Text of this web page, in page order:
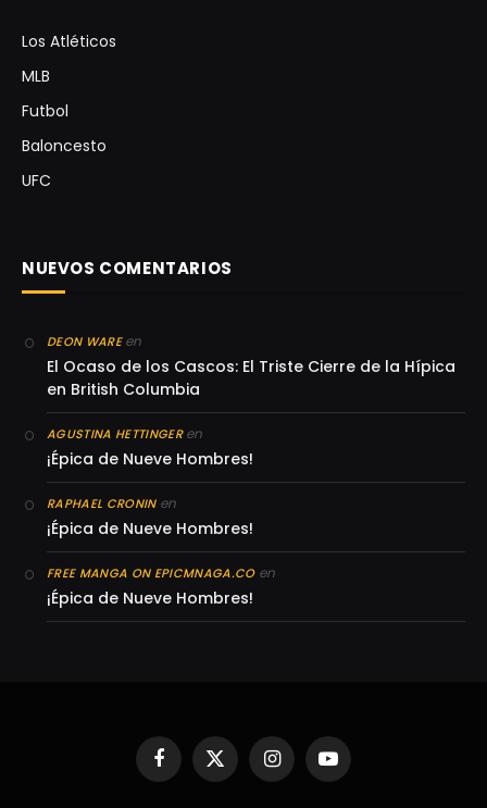
Los Atléticos
MLB
Futbol
Baloncesto
UFC
NUEVOS COMENTARIOS
DEON WAREen
El Ocaso de los Cascos: El Triste Cierre de la Hípica
en British Columbia
AGUSTINA HETTINGERen
¡Épica de Nueve Hombres!
RAPHAEL CRONINen
¡Épica de Nueve Hombres!
FREE MANGA ON EPICMNAGA.COen
¡Épica de Nueve Hombres!
Facebook
X
(Twitter)
InstagramYouTube